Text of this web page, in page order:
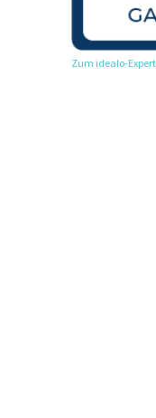
Zum idealo-